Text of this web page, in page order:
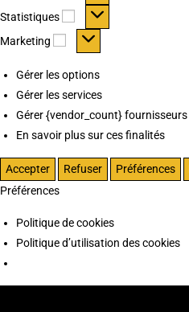
Statistiques Statistiques
Marketing Marketing
Gérer les options
Gérer les services
Gérer {vendor_count} fournisseurs
En savoir plus sur ces finalités
Accepter Refuser Préférences
Préférences
Politique de cookies
Politique d’utilisation des cookies